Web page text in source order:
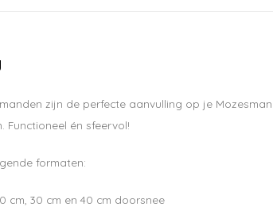
zijn de perfecte aanvulling op je
Functioneel én sfeervol!
formaten:
cm, 30 cm en 40 cm doorsnee